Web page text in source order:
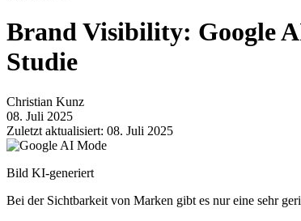
Brand Visibility: Google
Studie
Christian Kunz
08. Juli 2025
Zuletzt aktualisiert: 08. Juli 2025
Bild KI-generiert
Bei der Sichtbarkeit von Marken gibt es nur eine sehr